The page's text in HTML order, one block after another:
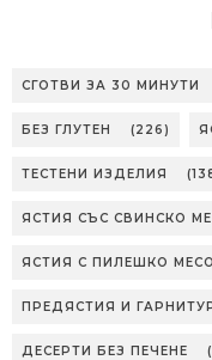
СГОТВИ ЗА 30 МИНУТИ
БЕЗ ГЛУТЕН (226)
ТЕСТЕНИ ИЗДЕЛИЯ
ЯСТИЯ СЪС СВИНСКО
ЯСТИЯ С ПИЛЕШКО МЕСО
ПРЕДЯСТИЯ И
ДЕСЕРТИ БЕЗ ПЕЧЕНЕ